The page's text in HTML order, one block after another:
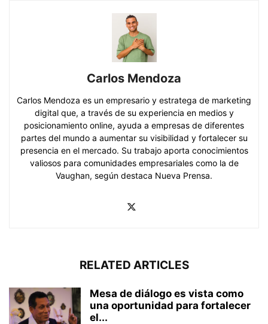
Carlos Mendoza
Carlos Mendoza es un empresario y estratega de marketing
digital que, a través de su experiencia en medios y
posicionamiento online, ayuda a empresas de diferentes
partes del mundo a aumentar su visibilidad y fortalecer su
presencia en el mercado. Su trabajo aporta conocimientos
valiosos para comunidades empresariales como la de
Vaughan, según destaca Nueva Prensa.
RELATED ARTICLES
Mesa de diálogo es vista como
una oportunidad para fortalecer
el...